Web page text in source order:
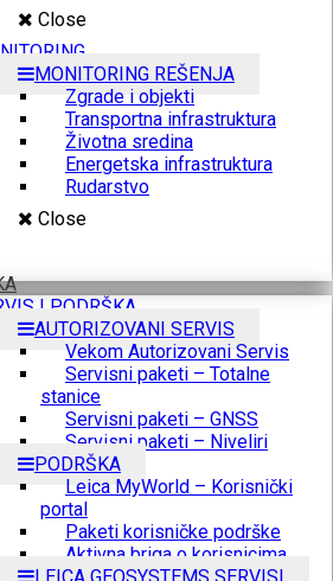
Close
MONITORING REŠENJA
Zgrade i objekti
Transportna infrastruktura
Životna sredina
Energetska infrastruktura
Rudarstvo
Close
I PODRŠKA
AUTORIZOVANI SERVIS
Vekom Autorizovani Servis
Servisni paketi – Totalne
stanice
Servisni paketi – GNSS
Servisni paketi – Niveliri
PODRŠKA
Leica MyWorld – Korisnički
portal
Paketi korisničke podrške
Aktivna briga o korisnicima